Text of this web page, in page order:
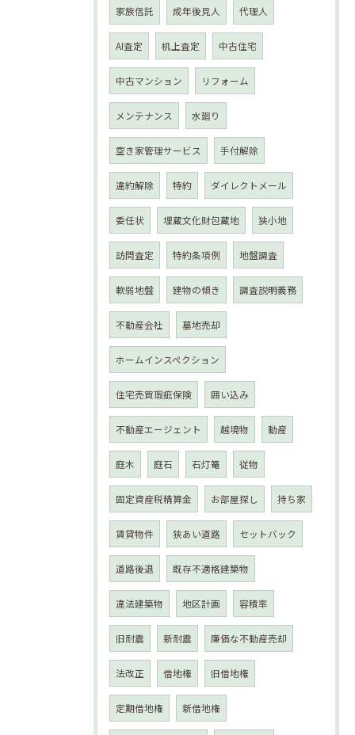
家族信託 成年後見人 代理人
AI査定 机上査定 中古住宅
中古マンション リフォーム
メンテナンス 水廻り
空き家管理サービス 手付解除
違約解除 特約 ダイレクトメール
委任状 埋蔵文化財包蔵地 狭小地
訪問査定 特約条項例 地盤調査
軟弱地盤 建物の傾き 調査説明義務
不動産会社 墓地売却
ホームインスペクション
住宅売買瑕疵保険 囲い込み
不動産エージェント 越境物 動産
庭木 庭石 石灯篭 従物
固定資産税精算金 お部屋探し 持ち家
賃貸物件 狭あい道路 セットバック
道路後退 既存不適格建築物
違法建築物 地区計画 容積率
旧耐震 新耐震 廉価な不動産売却
法改正 借地権 旧借地権
定期借地権 新借地権